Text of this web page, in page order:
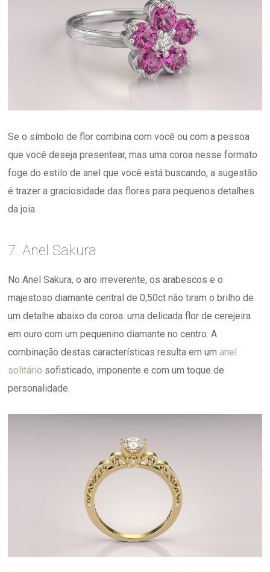
Se o símbolo de flor combina com você ou com a pessoa
que você deseja presentear, mas uma coroa nesse formato
foge do estilo de anel que você está buscando, a sugestão
é trazer a graciosidade das flores para pequenos detalhes
da joia.
7. Anel Sakura
No Anel Sakura, o aro irreverente, os arabescos e o
majestoso diamante central de 0,50ct não tiram o brilho de
um detalhe abaixo da coroa: uma delicada flor de cerejeira
em ouro com um pequenino diamante no centro. A
combinação destas características resulta em umanel
solitário sofisticado, imponente e com um toque de
personalidade.